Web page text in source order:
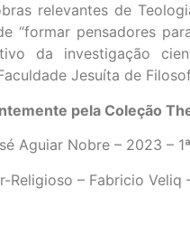
relevantes de
“formar pensadores
da investigação
Jesuíta de
pela Coleção
Aguiar Nobre – 2023 –
Religioso – Fabricio Veliq